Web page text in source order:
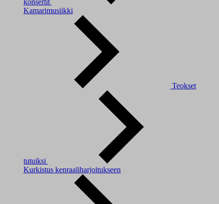
konsertit
Kamarimusiikki
Teokset
tutuiksi
Kurkistus kenraaliharjoitukseen